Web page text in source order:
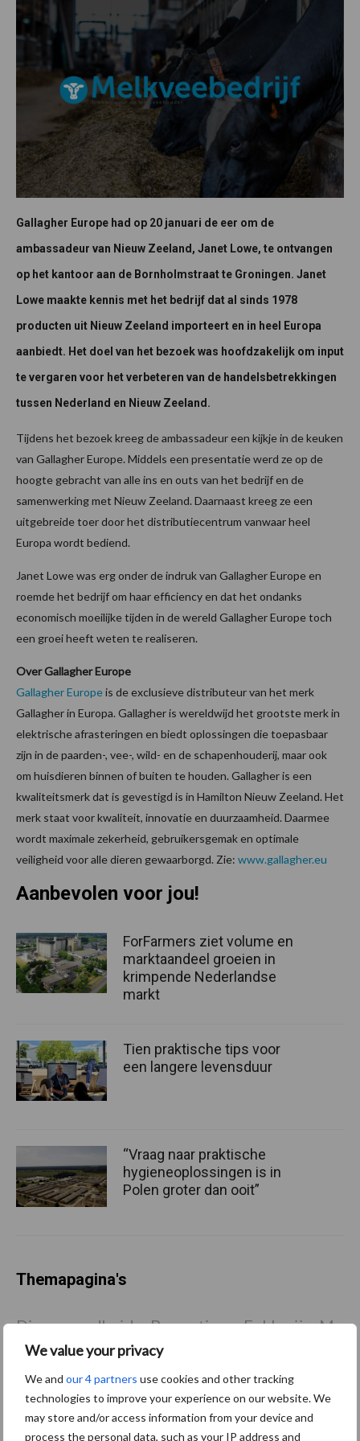
We value your privacy
We and our 4 partners use cookies and other tracking
technologies to improve your experience on our website. We
may store and/or access information from your device and
process the personal data, such as your IP address and
Gallagher Europe had op 20 januari de eer om de
ambassadeur van Nieuw Zeeland, Janet Lowe, te ontvangen
op het kantoor aan de Bornholmstraat te Groningen. Janet
Lowe maakte kennis met het bedrijf dat al sinds 1978
producten uit Nieuw Zeeland importeert en in heel Europa
aanbiedt. Het doel van het bezoek was hoofdzakelijk om input
te vergaren voor het verbeteren van de handelsbetrekkingen
tussen Nederland en Nieuw Zeeland.
Tijdens het bezoek kreeg de ambassadeur een kijkje in de keuken
van Gallagher Europe. Middels een presentatie werd ze op de
hoogte gebracht van alle ins en outs van het bedrijf en de
samenwerking met Nieuw Zeeland. Daarnaast kreeg ze een
uitgebreide toer door het distributiecentrum vanwaar heel
Europa wordt bediend.
Janet Lowe was erg onder de indruk van Gallagher Europe en
roemde het bedrijf om haar efficiency en dat het ondanks
economisch moeilijke tijden in de wereld Gallagher Europe toch
een groei heeft weten te realiseren.
Over Gallagher Europe
Gallagher Europeis de exclusieve distributeur van het merk
Gallagher in Europa. Gallagher is wereldwijd het grootste merk in
elektrische afrasteringen en biedt oplossingen die toepasbaar
zijn in de paarden-, vee-, wild- en de schapenhouderij, maar ook
om huisdieren binnen of buiten te houden. Gallagher is een
kwaliteitsmerk dat is gevestigd is in Hamilton Nieuw Zeeland. Het
merk staat voor kwaliteit, innovatie en duurzaamheid. Daarmee
wordt maximale zekerheid, gebruikersgemak en optimale
veiligheid voor alle dieren gewaarborgd. Zie: www.gallagher.eu
Aanbevolen voor jou!
ForFarmers ziet volume en
marktaandeel groeien in
krimpende Nederlandse
markt
Tien praktische tips voor
een langere levensduur
“Vraag naar praktische
hygieneoplossingen is in
Polen groter dan ooit”
Themapagina's
Diergezondheid Bemesting Fokkerij
Beregening Bijproducten